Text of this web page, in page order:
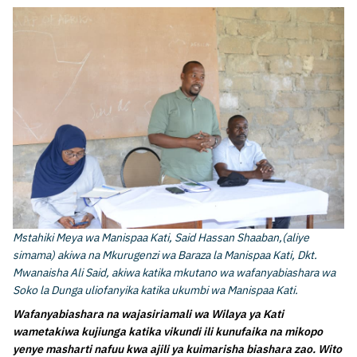
Mstahiki Meya wa Manispaa Kati, Said Hassan Shaaban,(aliye
simama) akiwa na Mkurugenzi wa Baraza la Manispaa Kati, Dkt.
Mwanaisha Ali Said, akiwa katika mkutano wa wafanyabiashara wa
Soko la Dunga uliofanyika katika ukumbi wa Manispaa Kati.
Wafanyabiashara na wajasiriamali wa Wilaya ya Kati
wametakiwa kujiunga katika vikundi ili kunufaika na mikopo
yenye masharti nafuu kwa ajili ya kuimarisha biashara zao. Wito